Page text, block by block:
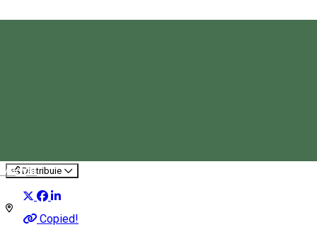
MagyarDistribuie
Copied!